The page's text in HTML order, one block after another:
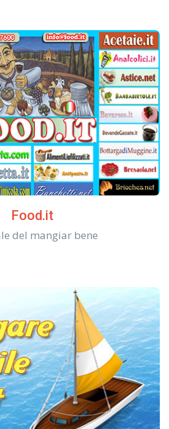
Food.it
del mangiar bene